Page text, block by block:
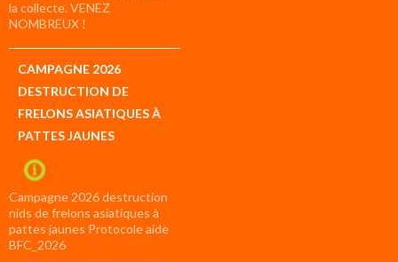
la collecte. VENEZ
NOMBREUX !
CAMPAGNE 2026
DESTRUCTION DE
FRELONS ASIATIQUES À
PATTES JAUNES
Campagne 2026 destruction
nids de frelons asiatiques à
pattes jaunes Protocole aide
BFC_2026